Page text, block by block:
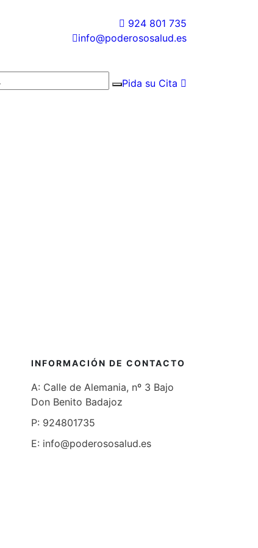
924 801 735
info@poderososalud.es
Pida su Cita
INFORMACIÓN DE CONTACTO
A: Calle de Alemania, nº 3 Bajo
Don Benito Badajoz
P: 924801735
E: info@poderososalud.es